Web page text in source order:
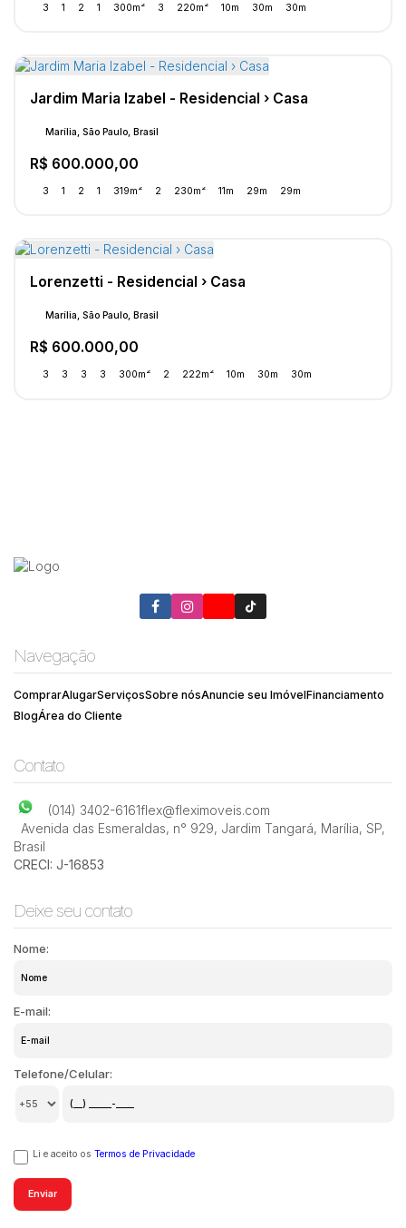
3 1 2 1 300m² 3 220m² 10m 30m 30m
Jardim Maria Izabel - Residencial › Casa
R$ 600.000,00
Marília, São Paulo, Brasil
3 1 2 1 319m² 2 230m² 11m 29m 29m
Lorenzetti - Residencial › Casa
R$ 600.000,00
Marília, São Paulo, Brasil
3 3 3 3 300m² 2 222m² 10m 30m 30m
Navegação
ComprarAlugarServiçosSobre nósAnuncie seu ImóvelFinanciamento
BlogÁrea do Cliente
Contato
(014) 3402-6161flex@fleximoveis.com
Avenida das Esmeraldas, n° 929, Jardim Tangará, Marília, SP,
Brasil
CRECI: J-16853
Deixe seu contato
Nome:
E-mail:
Telefone/Celular:
Li e aceito os Termos de Privacidade